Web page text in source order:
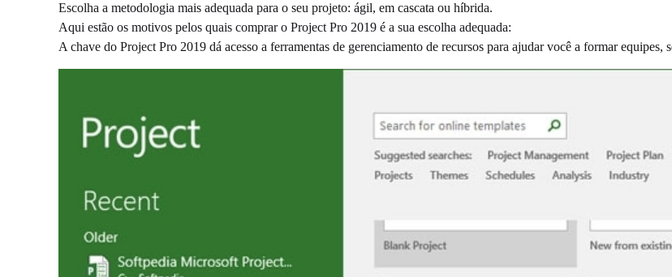
Escolha a metodologia mais adequada para o seu projeto: ágil, em cascata ou híbrida.
Aqui estão os motivos pelos quais comprar o Project Pro 2019 é a sua escolha adequada:
A chave do Project Pro 2019 dá acesso a ferramentas de gerenciamento de recursos para ajudar você a formar equipes,